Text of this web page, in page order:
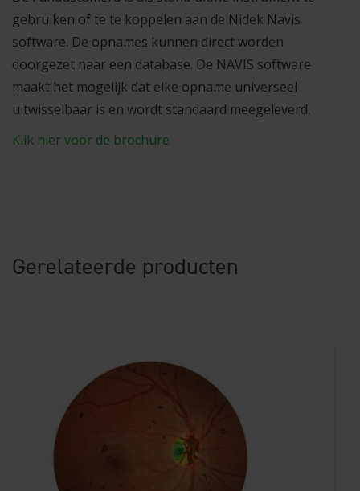
gebruiken of te te koppelen aan de Nidek Navis
software. De opnames kunnen direct worden
doorgezet naar een database. De NAVIS software
maakt het mogelijk dat elke opname universeel
uitwisselbaar is en wordt standaard meegeleverd.
Klik hier voor de brochure
Gerelateerde producten